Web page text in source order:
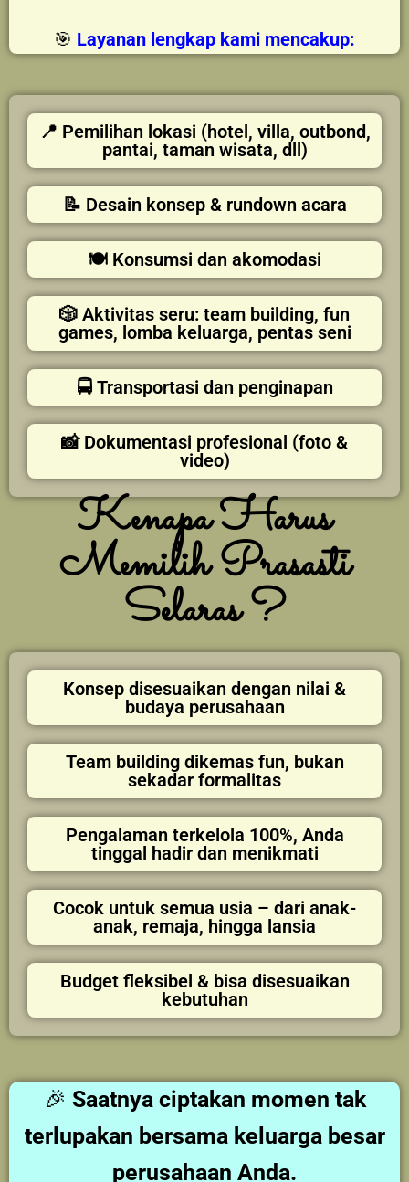
🎯 Layanan lengkap kami mencakup:
📍 Pemilihan lokasi (hotel, villa, outbond,
pantai, taman wisata, dll)
📝 Desain konsep & rundown acara
🍽️ Konsumsi dan akomodasi
🎲 Aktivitas seru: team building, fun
games, lomba keluarga, pentas seni
🚍 Transportasi dan penginapan
📸 Dokumentasi profesional (foto &
video)
Kenapa Harus
Memilih Prasasti
Selaras ?
Konsep disesuaikan dengan nilai &
budaya perusahaan
Team building dikemas fun, bukan
sekadar formalitas
Pengalaman terkelola 100%, Anda
tinggal hadir dan menikmati
Cocok untuk semua usia – dari anak-
anak, remaja, hingga lansia
Budget fleksibel & bisa disesuaikan
kebutuhan
🎉 Saatnya ciptakan momen tak
terlupakan bersama keluarga besar
perusahaan Anda.